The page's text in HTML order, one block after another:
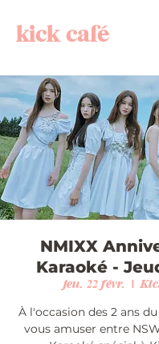
kick café
NMIXX
Karaoké -
jeu. 22 févr.
  |
À l'occasion des 2 ans
vous amuser entre